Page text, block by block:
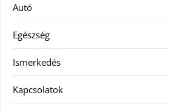
Autó
Egészség
Ismerkedés
Kapcsolatok